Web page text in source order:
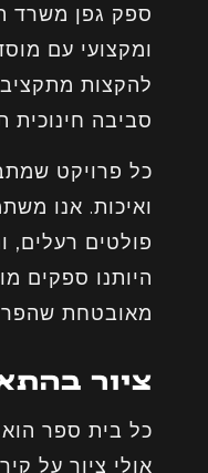
ספק גפן משרד
ומקצועי עם
להקצות מתקציב
סביבה חינוכית
כל פרויקט
ואיכות. אנו
פולטים רעלים,
היותנו ספקים
מאובטחת
ציור
כל בית ספר הוא
אולי ציור על